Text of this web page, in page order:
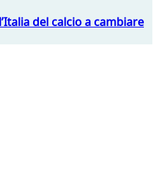
del calcio a cambiare